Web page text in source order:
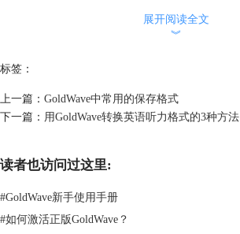
展开阅读全文
︾
标签：
上一篇： GoldWave中常用的保存格式
下一篇： 用GoldWave转换英语听力格式的3种方法
读者也访问过这里:
#GoldWave新手使用手册
#如何激活正版GoldWave？